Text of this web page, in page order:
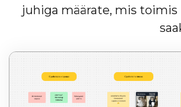
juhiga määrate, mis toimis